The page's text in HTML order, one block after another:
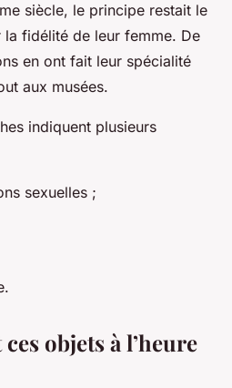
siècle, le principe restait le
la fidélité de leur femme. De
en ont fait leur spécialité
aux musées.
indiquent plusieurs
sexuelles ;
objets à l’heure